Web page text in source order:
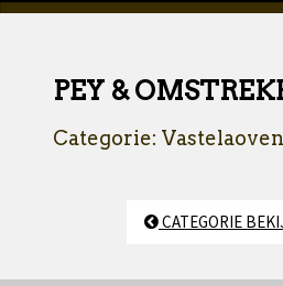
PEY &
Categorie:
CATEGORIE